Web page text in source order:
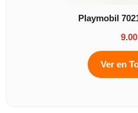
Playmobil
Ver en